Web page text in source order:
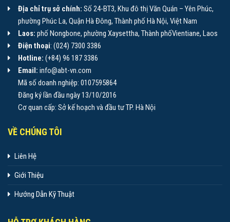
Địa chỉ trụ sở chính: Số 24-BT3, Khu đô thị Văn Quán – Yên Phúc,
phường Phúc La, Quận Hà Đông, Thành phố Hà Nội, Việt Nam
Laos: phố Nongbone, phường Xaysettha, Thành phốVientiane, Laos
Điện thoại: (024) 7300 3386
Hotline: (+84) 96 187 3386
Email: info@abt-vn.com
Mã số doanh nghiệp: 0107595864
Đăng ký lần đầu ngày 13/10/2016
Cơ quan cấp: Sở kế hoạch và đầu tư TP. Hà Nội
VỀ CHÚNG TÔI
Liên Hệ
Giới Thiệu
Hướng Dẫn Kỹ Thuật